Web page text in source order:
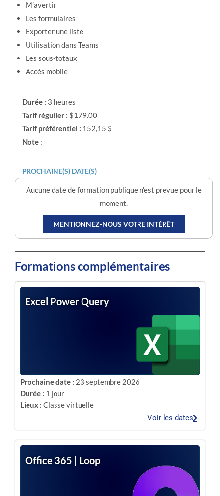
M’avertir
Les formulaires
Exporter une liste
Utilisation dans Teams
Les sous-totaux
Accès mobile
Durée : 3 heures
Tarif régulier : $179.00
Tarif préférentiel : 152,15 $
Note :
PROCHAINE(S) DATE(S)
Aucune date de formation publique n'est prévue pour le
moment.
MENTIONNEZ-NOUS VOTRE INTÉRÊT
Formations complémentaires
Excel Power Query
Prochaine date : 23 septembre 2026
Durée : 1 jour
Lieux : Classe virtuelle
Voir les dates
Office 365 | Loop